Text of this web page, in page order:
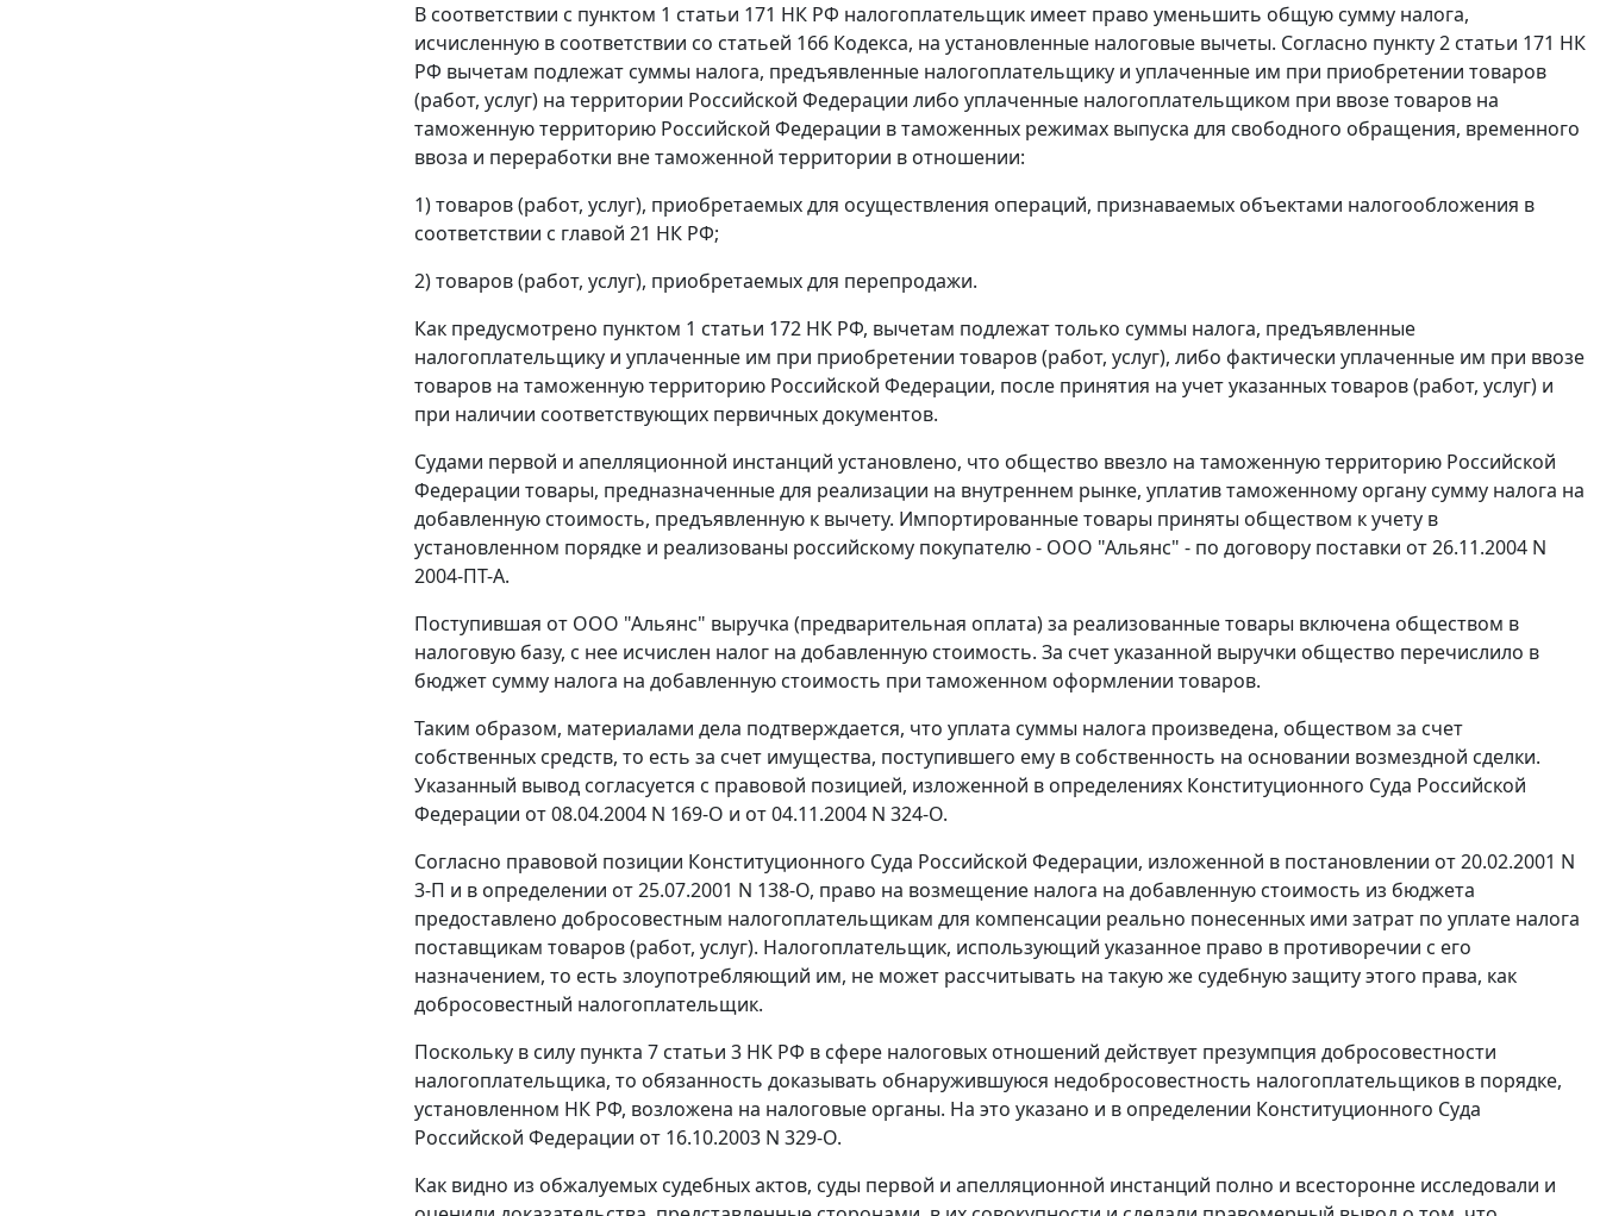
В соответствии с пунктом 1 статьи 171 НК РФ налогоплательщик имеет право уменьшить общую сумму налога,
исчисленную в соответствии со статьей 166 Кодекса, на установленные налоговые вычеты. Согласно пункту 2 статьи 171 НК
РФ вычетам подлежат суммы налога, предъявленные налогоплательщику и уплаченные им при приобретении товаров
(работ, услуг) на территории Российской Федерации либо уплаченные налогоплательщиком при ввозе товаров на
таможенную территорию Российской Федерации в таможенных режимах выпуска для свободного обращения, временного
ввоза и переработки вне таможенной территории в отношении:
1) товаров (работ, услуг), приобретаемых для осуществления операций, признаваемых объектами налогообложения в
соответствии с главой 21 НК РФ;
2) товаров (работ, услуг), приобретаемых для перепродажи.
Как предусмотрено пунктом 1 статьи 172 НК РФ, вычетам подлежат только суммы налога, предъявленные
налогоплательщику и уплаченные им при приобретении товаров (работ, услуг), либо фактически уплаченные им при ввозе
товаров на таможенную территорию Российской Федерации, после принятия на учет указанных товаров (работ, услуг) и
при наличии соответствующих первичных документов.
Судами первой и апелляционной инстанций установлено, что общество ввезло на таможенную территорию Российской
Федерации товары, предназначенные для реализации на внутреннем рынке, уплатив таможенному органу сумму налога на
добавленную стоимость, предъявленную к вычету. Импортированные товары приняты обществом к учету в
установленном порядке и реализованы российскому покупателю - ООО "Альянс" - по договору поставки от 26.11.2004 N
2004-ПТ-А.
Поступившая от ООО "Альянс" выручка (предварительная оплата) за реализованные товары включена обществом в
налоговую базу, с нее исчислен налог на добавленную стоимость. За счет указанной выручки общество перечислило в
бюджет сумму налога на добавленную стоимость при таможенном оформлении товаров.
Таким образом, материалами дела подтверждается, что уплата суммы налога произведена, обществом за счет
собственных средств, то есть за счет имущества, поступившего ему в собственность на основании возмездной сделки.
Указанный вывод согласуется с правовой позицией, изложенной в определениях Конституционного Суда Российской
Федерации от 08.04.2004 N 169-О и от 04.11.2004 N 324-О.
Согласно правовой позиции Конституционного Суда Российской Федерации, изложенной в постановлении от 20.02.2001 N
3-П и в определении от 25.07.2001 N 138-О, право на возмещение налога на добавленную стоимость из бюджета
предоставлено добросовестным налогоплательщикам для компенсации реально понесенных ими затрат по уплате налога
поставщикам товаров (работ, услуг). Налогоплательщик, использующий указанное право в противоречии с его
назначением, то есть злоупотребляющий им, не может рассчитывать на такую же судебную защиту этого права, как
добросовестный налогоплательщик.
Поскольку в силу пункта 7 статьи 3 НК РФ в сфере налоговых отношений действует презумпция добросовестности
налогоплательщика, то обязанность доказывать обнаружившуюся недобросовестность налогоплательщиков в порядке,
установленном НК РФ, возложена на налоговые органы. На это указано и в определении Конституционного Суда
Российской Федерации от 16.10.2003 N 329-О.
Как видно из обжалуемых судебных актов, суды первой и апелляционной инстанций полно и всесторонне исследовали и